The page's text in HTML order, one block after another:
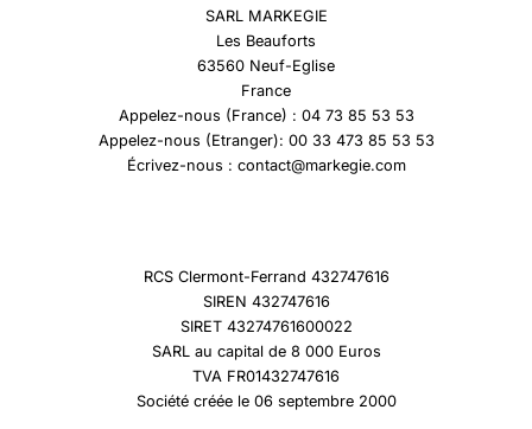
SARL MARKEGIE
Les Beauforts
63560 Neuf-Eglise
France
Appelez-nous (France) : 04 73 85 53 53
Appelez-nous (Etranger): 00 33 473 85 53 53
Écrivez-nous : contact@markegie.com
RCS Clermont-Ferrand 432747616
SIREN 432747616
SIRET 43274761600022
SARL au capital de 8 000 Euros
TVA FR01432747616
Société créée le 06 septembre 2000